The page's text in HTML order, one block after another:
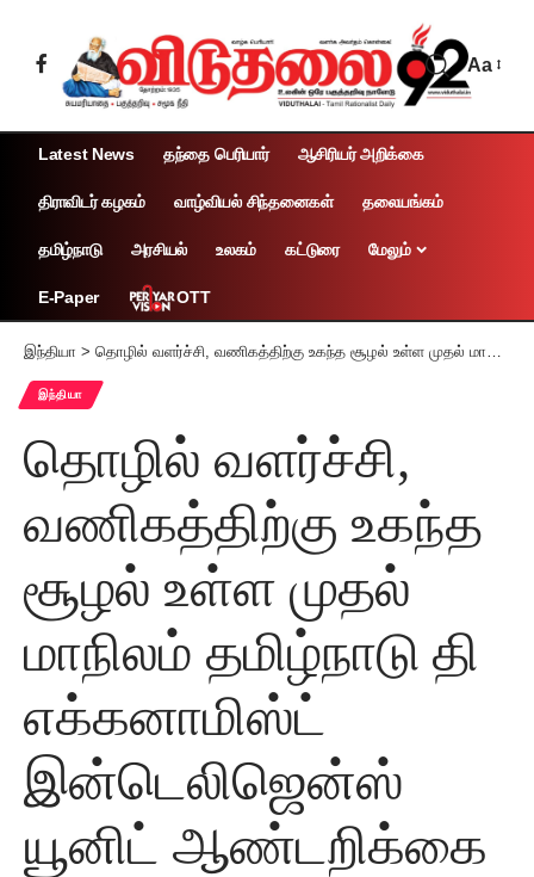
Aa
Latest News தந்தை பெரியார் ஆசிரியர் அறிக்கை
திராவிடர் கழகம் வாழ்வியல் சிந்தனைகள் தலையங்கம்
தமிழ்நாடு அரசியல் உலகம் கட்டுரை மேலும்
E-Paper OTT
இந்தியா > தொழில் வளர்ச்சி, வணிகத்திற்கு உகந்த சூழல் உள்ள முதல் மாநிலம் தமிழ்நாடு தி எக்கனாமிஸ்ட் இன்டெலிஜென்ஸ் யூனிட் ஆண்டறிக்கை புள்ளிவிவரம்
இந்தியா
தொழில் வளர்ச்சி,
வணிகத்திற்கு உகந்த
சூழல் உள்ள முதல்
மாநிலம் தமிழ்நாடு தி
எக்கனாமிஸ்ட்
இன்டெலிஜென்ஸ்
யூனிட் ஆண்டறிக்கை